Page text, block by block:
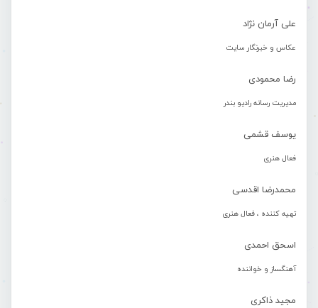
علی آرمان نژاد
عکاس و خبرنگار سایت
رضا محمودی
مدیریت رسانه رادیو بندر
یوسف قشمی
فعال هنری
محمدرضا اقدسی
تهیه کننده ، فعال هنری
اسحق احمدی
آهنگساز و خواننده
مجید ذاکری